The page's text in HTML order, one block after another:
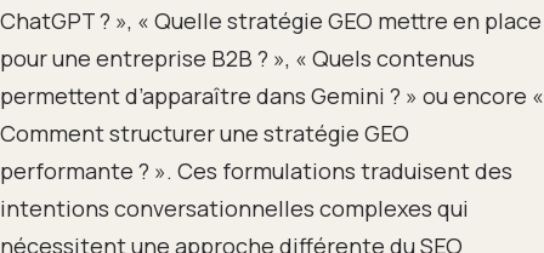
ChatGPT ? », « Quelle stratégie GEO mettre en place
pour une entreprise B2B ? », « Quels contenus
permettent d’apparaître dans Gemini ? » ou encore «
Comment structurer une stratégie GEO
performante ? ». Ces formulations traduisent des
intentions conversationnelles complexes qui
nécessitent une approche différente du SEO